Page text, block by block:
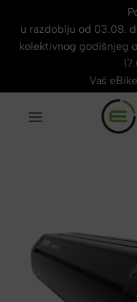
u razdoblju od 03.08.
kolektivnog godišnjeg
Vaš